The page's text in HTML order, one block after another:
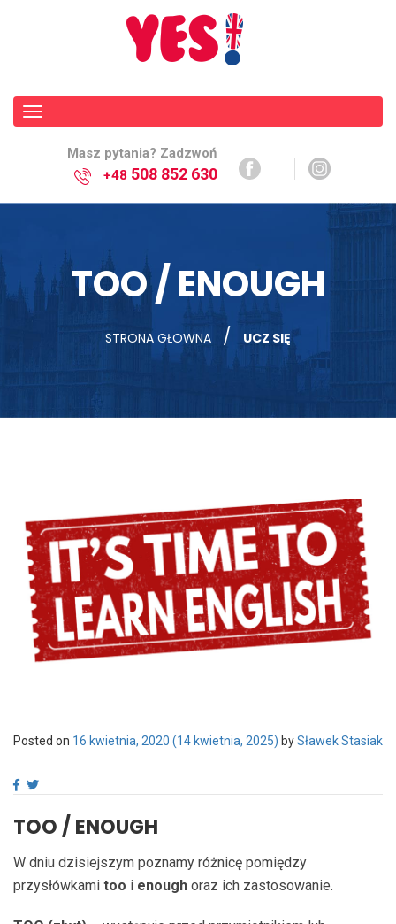
navigation
Masz pytania? Zadzwoń
+48 508 852 630
TOO / ENOUGH
STRONA GŁOWNA / UCZ SIĘ
Posted on 16 kwietnia, 2020 (14 kwietnia, 2025) bySławek Stasiak
TOO / ENOUGH
W dniu dzisiejszym poznamy różnicę pomiędzy
przysłówkami too i enough oraz ich zastosowanie.